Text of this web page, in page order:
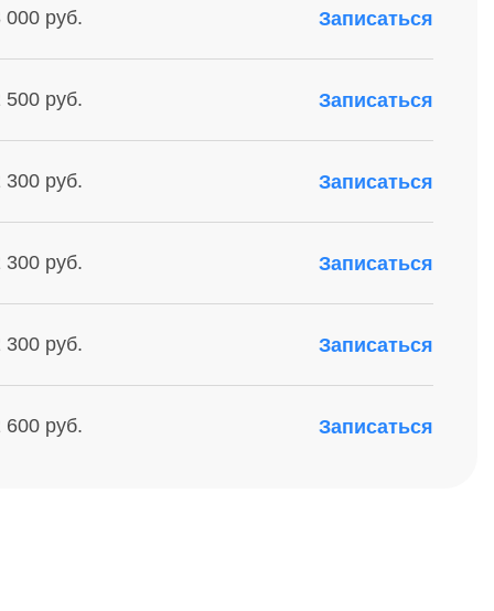
000 руб. Записаться
500 руб. Записаться
300 руб. Записаться
300 руб. Записаться
300 руб. Записаться
600 руб. Записаться